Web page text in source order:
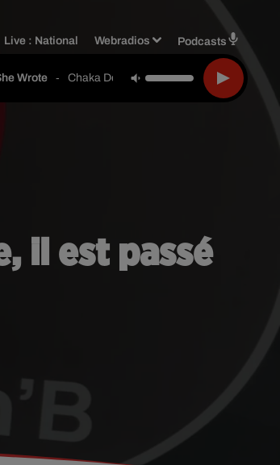
Live : National Webradios Podcasts
Wrote - Chaka Demus Feat. Pliers
il est passé